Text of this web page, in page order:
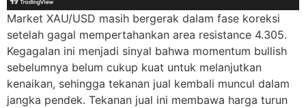
Market XAU/USD masih bergerak dalam fase koreksi
setelah gagal mempertahankan area resistance 4.305.
Kegagalan ini menjadi sinyal bahwa momentum bullish
sebelumnya belum cukup kuat untuk melanjutkan
kenaikan, sehingga tekanan jual kembali muncul dalam
jangka pendek. Tekanan jual ini membawa harga turun